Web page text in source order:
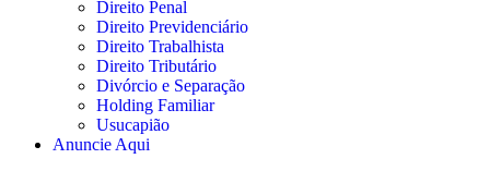
Direito Penal
Direito Previdenciário
Direito Trabalhista
Direito Tributário
Divórcio e Separação
Holding Familiar
Usucapião
Anuncie Aqui